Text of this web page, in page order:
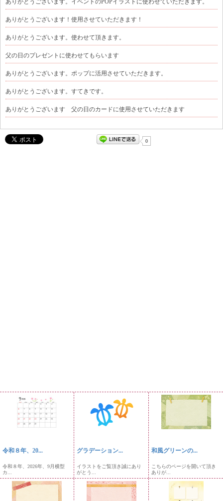
ありがとうございます。イベントのPOPイラストに使わせていただきます。
ありがとうございます！使用させていただきます！
ありがとうございます。使わせて頂きます。
父の日のプレゼントに使わせてもらいます
ありがとうございます。ポップに活用させていただきます。
ありがとうございます。すてきです。
ありがとうございます 父の日のカードに使用させていただきます
0
令和８年、20...
令和８年、2026年、9月横型
カ...
グラデーション...
イラストをご覧頂き誠にあり
がとう...
和風グリーンの...
こちらのページを開いて頂き
ありが...